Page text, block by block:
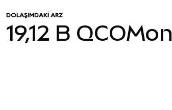
DOLAŞIMDAKI ARZ
19,12 B QCOMon